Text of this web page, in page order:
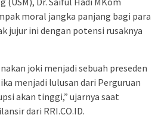
moral jangka panjang bagi para
jujur ini dengan potensi rusaknya
joki menjadi sebuah preseden
menjadi lulusan dari Perguruan
akan tinggi,” ujarnya saat
dari RRI.CO.ID.